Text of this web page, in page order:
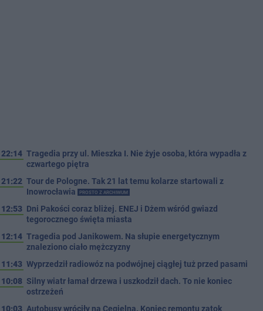
22:14 Tragedia przy ul. Mieszka I. Nie żyje osoba, która wypadła z
czwartego piętra
21:22 Tour de Pologne. Tak 21 lat temu kolarze startowali z
Inowrocławia
PROSTO Z ARCHIWUM
12:53 Dni Pakości coraz bliżej. ENEJ i Dżem wśród gwiazd
tegorocznego święta miasta
12:14 Tragedia pod Janikowem. Na słupie energetycznym
znaleziono ciało mężczyzny
11:43 Wyprzedził radiowóz na podwójnej ciągłej tuż przed pasami
10:08 Silny wiatr łamał drzewa i uszkodził dach. To nie koniec
ostrzeżeń
10:03 Autobusy wróciły na Cegielną. Koniec remontu zatok